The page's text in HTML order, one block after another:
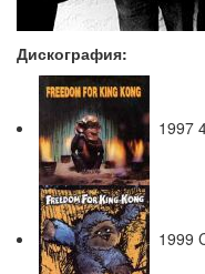
Дискография:
1997
1999